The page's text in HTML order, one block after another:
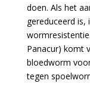
doen. Als het
gereduceerd is,
Panacur) komt
bloedworm
tegen